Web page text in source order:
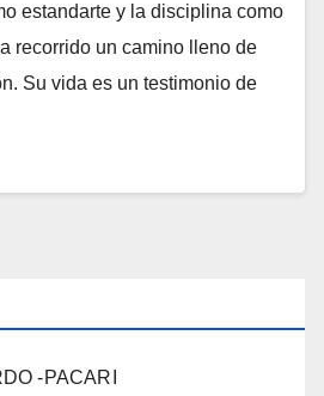
estandarte y la disciplina como
recorrido un camino lleno de
Su vida es un testimonio de
-PACARI